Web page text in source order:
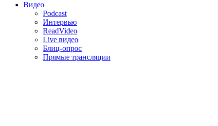
Видео
Podcast
Интервью
ReadVideo
Live видео
Блиц-опрос
Прямые трансляции